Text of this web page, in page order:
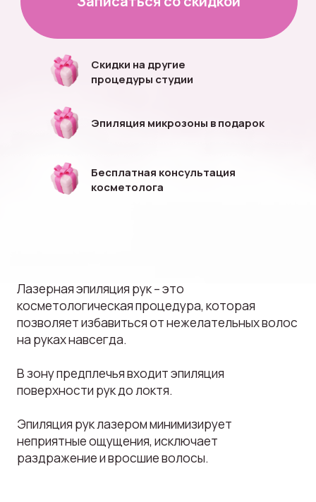
Лазерная эпиляция рук – это
косметологическая процедура, которая
позволяет избавиться от нежелательных волос
В зону предплечья входит эпиляция
поверхности рук до локтя.